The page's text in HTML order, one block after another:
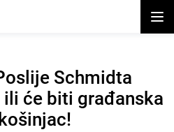
Schmidta
će biti građanska